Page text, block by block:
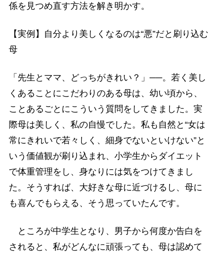
係を見つめ直す方法を解き明かす。
【実例】自分より美しくなるのは“悪”だと刷り込む
母
「先生とママ、どっちがきれい？」──。若く美し
くあることにこだわりのある母は、幼い頃から、
ことあるごとにこういう質問をしてきました。実
際母は美しく、私の自慢でした。私も自然と“女は
常にきれいで若々しく、細身でないといけない”と
いう価値観が刷り込まれ、小学生からダイエット
で体重管理をし、身なりには気をつけてきまし
た。そうすれば、大好きな母に近づけるし、母に
も喜んでもらえる、そう思っていたんです。
ところが中学生となり、男子から何度か告白を
されると、私がどんなに頑張っても、母は認めて